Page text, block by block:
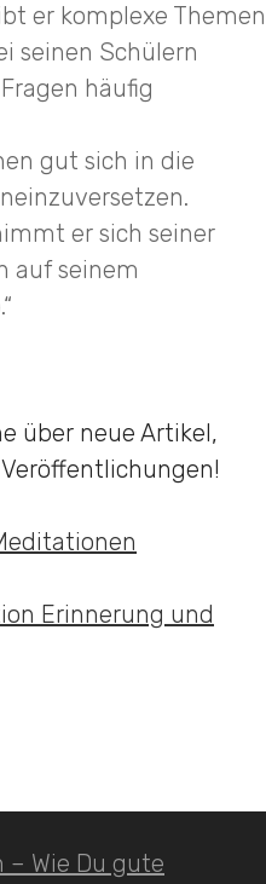
er komplexe Themen
seinen Schülern
häufig
gut sich in die
er sich seiner
auf seinem
über neue Artikel,
Wie Du gute